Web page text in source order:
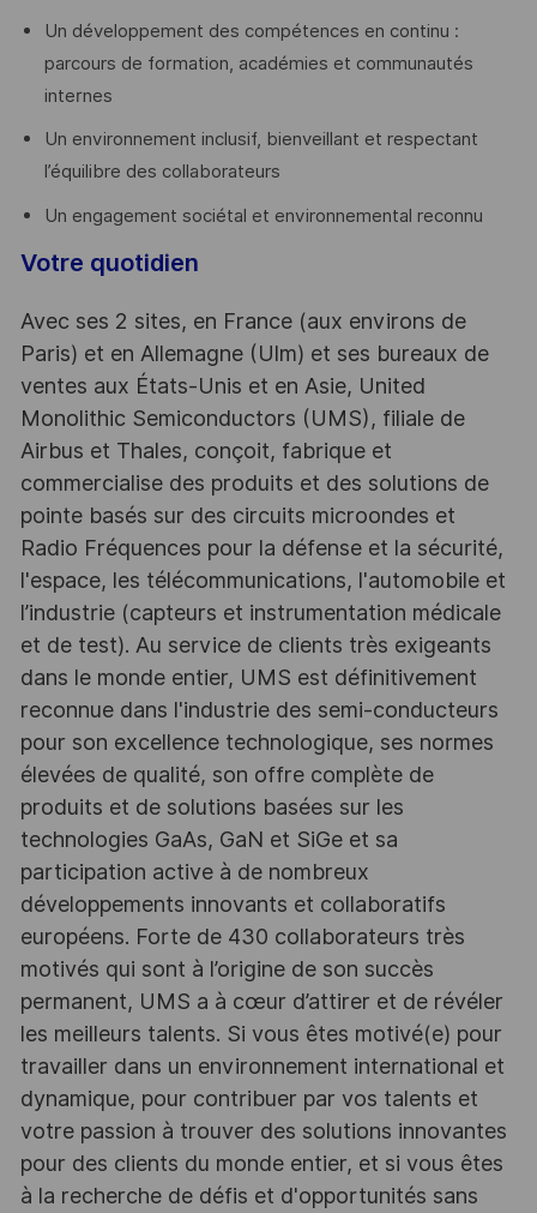
Un développement des compétences en continu :
parcours de formation, académies et communautés
internes
Un environnement inclusif, bienveillant et respectant
l’équilibre des collaborateurs
Un engagement sociétal et environnemental reconnu
Votre quotidien
Avec ses 2 sites, en France (aux environs de
Paris) et en Allemagne (Ulm) et ses bureaux de
ventes aux États-Unis et en Asie, United
Monolithic Semiconductors (UMS), filiale de
Airbus et Thales, conçoit, fabrique et
commercialise des produits et des solutions de
pointe basés sur des circuits microondes et
Radio Fréquences pour la défense et la sécurité,
l'espace, les télécommunications, l'automobile et
l’industrie (capteurs et instrumentation médicale
et de test). Au service de clients très exigeants
dans le monde entier, UMS est définitivement
reconnue dans l'industrie des semi-conducteurs
pour son excellence technologique, ses normes
élevées de qualité, son offre complète de
produits et de solutions basées sur les
technologies GaAs, GaN et SiGe et sa
participation active à de nombreux
développements innovants et collaboratifs
européens. Forte de 430 collaborateurs très
motivés qui sont à l’origine de son succès
permanent, UMS a à cœur d’attirer et de révéler
les meilleurs talents. Si vous êtes motivé(e) pour
travailler dans un environnement international et
dynamique, pour contribuer par vos talents et
votre passion à trouver des solutions innovantes
pour des clients du monde entier, et si vous êtes
à la recherche de défis et d'opportunités sans